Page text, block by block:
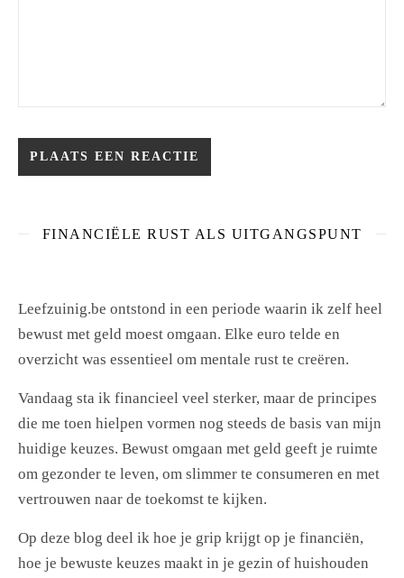
FINANCIËLE RUST ALS UITGANGSPUNT
Leefzuinig.be ontstond in een periode waarin ik zelf heel
bewust met geld moest omgaan. Elke euro telde en
overzicht was essentieel om mentale rust te creëren.
Vandaag sta ik financieel veel sterker, maar de principes
die me toen hielpen vormen nog steeds de basis van mijn
huidige keuzes. Bewust omgaan met geld geeft je ruimte
om gezonder te leven, om slimmer te consumeren en met
vertrouwen naar de toekomst te kijken.
Op deze blog deel ik hoe je grip krijgt op je financiën,
hoe je bewuste keuzes maakt in je gezin of huishouden